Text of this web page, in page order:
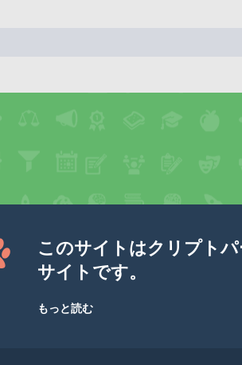
このサイトはクリプト
サイトです。
もっと読む